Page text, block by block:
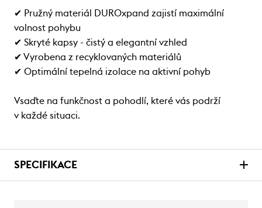
✔ Pružný materiál DUROxpand zajistí maximální
volnost pohybu
✔ Skryté kapsy - čistý a elegantní vzhled
✔ Vyrobena z recyklovaných materiálů
✔ Optimální tepelná izolace na aktivní pohyb
Vsaďte na funkčnost a pohodlí, které vás podrží
v každé situaci.
SPECIFIKACE